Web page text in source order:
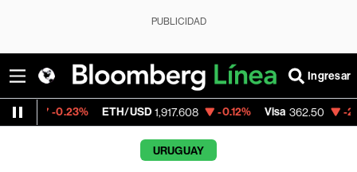
PUBLICIDAD
Ingresar
ETH/USD 1,917.608 -0.12% Visa 362.50 -2.15%
URUGUAY